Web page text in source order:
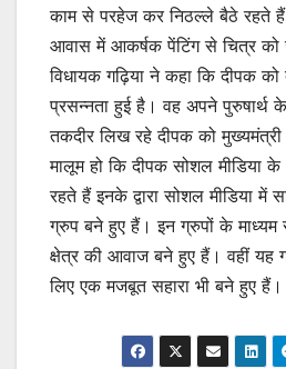
काम से परहेज कर निठल्ले बैठे रहते
आवास में आकर्षक पेंटिंग से चित्र
विधायक गढ़िया ने कहा कि दीपक
प्रसन्नता हुई है। वह अपने पुरुषार्थ
तकदीर लिख रहे दीपक को मुख्यमंत्री
मालूम हो कि दीपक सोशल मीडिया
रहते हैं इनके द्वारा सोशल मीडिया
ग्रुप बने हुए हैं। इन ग्रुपों के माध्यम
क्षेत्र की आवाज बने हुए हैं। वहीं यह
लिए एक मजबूत सहारा भी बने हुए हैं।